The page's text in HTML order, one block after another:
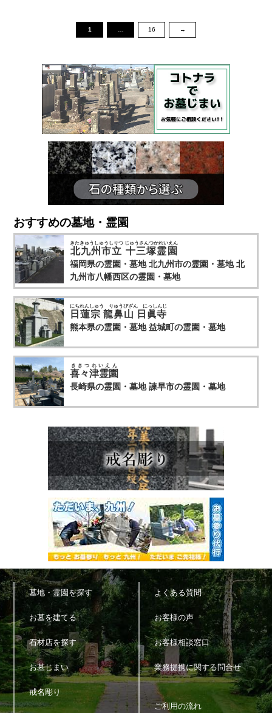
1 16 →
おすすめの墓地・霊園
北九州市立 十三塚霊園
きたきゅうしゅうしりつ じゅうさんつかれいえん
福岡県の霊園・墓地 北九州市の霊園・墓地 北
九州市八幡西区の霊園・墓地
日蓮宗 龍鼻山 日眞寺
にちれんしゅう りゅうびざん にっしんじ
熊本県の霊園・墓地 益城町の霊園・墓地
喜々津霊園
ききつれいえん
長崎県の霊園・墓地 諫早市の霊園・墓地
墓地・霊園を探す
お墓を建てる
石材店を探す
お墓じまい
戒名彫り
よくある質問
お客様の声
お客様相談窓口
業務提携に関する問合せ
ご利用の流れ